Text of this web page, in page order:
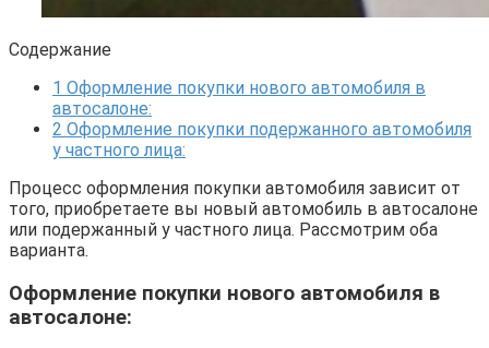
Содержание
1 Оформление покупки нового автомобиля в
автосалоне:
2 Оформление покупки подержанного автомобиля
у частного лица:
Процесс оформления покупки автомобиля зависит от
того, приобретаете вы новый автомобиль в автосалоне
или подержанный у частного лица. Рассмотрим оба
варианта.
Оформление покупки нового автомобиля в
автосалоне: